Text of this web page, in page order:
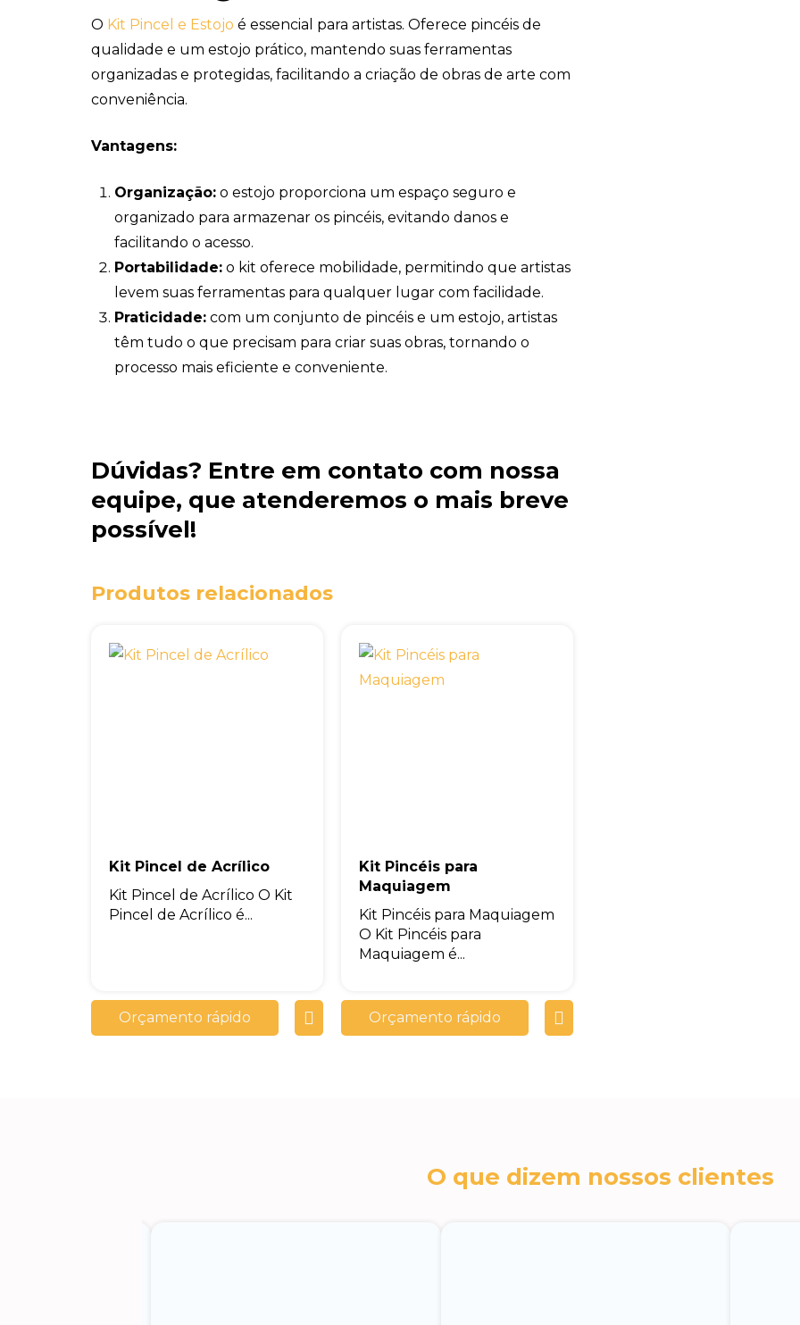
O Kit Pincel e Estojo é essencial para artistas. Oferece pincéis de
qualidade e um estojo prático, mantendo suas ferramentas
organizadas e protegidas, facilitando a criação de obras de arte com
conveniência.
Vantagens:
Organização: o estojo proporciona um espaço seguro e
organizado para armazenar os pincéis, evitando danos e
facilitando o acesso.
Portabilidade: o kit oferece mobilidade, permitindo que artistas
levem suas ferramentas para qualquer lugar com facilidade.
Praticidade: com um conjunto de pincéis e um estojo, artistas
têm tudo o que precisam para criar suas obras, tornando o
processo mais eficiente e conveniente.
Dúvidas? Entre em contato com nossa
equipe, que atenderemos o mais breve
possível!
Produtos relacionados
Kit Pincel de Acrílico
Kit Pincel de Acrílico O Kit
Pincel de Acrílico é...
Orçamento rápido
Kit Pincéis para
Maquiagem
Kit Pincéis para Maquiagem
O Kit Pincéis para
Maquiagem é...
Orçamento rápido
O que dizem nossos clientes